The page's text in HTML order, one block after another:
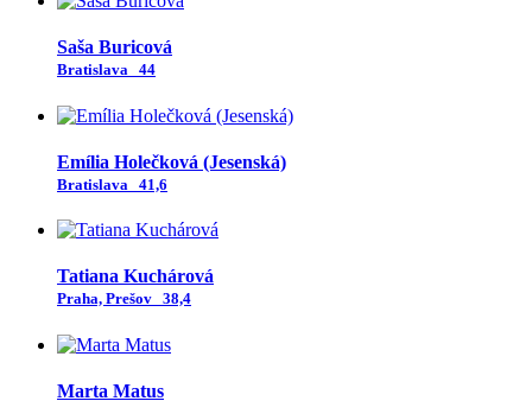
Saša Buricová
Bratislava 44
Emília Holečková (Jesenská)
Bratislava 41,6
Tatiana Kuchárová
Praha, Prešov 38,4
Marta Matus